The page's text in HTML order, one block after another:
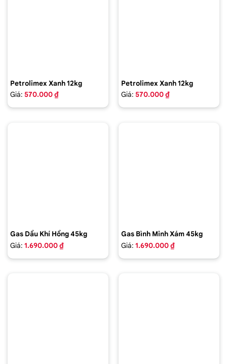
Petrolimex Xanh 12kg
Giá: 570.000 ₫
Petrolimex Xanh 12kg
Giá: 570.000 ₫
Gas Dầu Khí Hồng 45kg
Giá: 1.690.000 ₫
Gas Bình Minh Xám 45kg
Giá: 1.690.000 ₫